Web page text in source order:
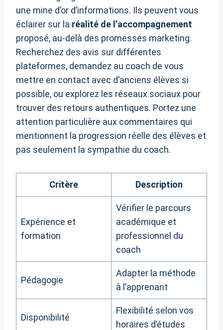
une mine d’or d’informations. Ils peuvent vous
éclairer sur la réalité de l’accompagnement
proposé, au-delà des promesses marketing.
Recherchez des avis sur différentes
plateformes, demandez au coach de vous
mettre en contact avec d’anciens élèves si
possible, ou explorez les réseaux sociaux pour
trouver des retours authentiques. Portez une
attention particulière aux commentaires qui
mentionnent la progression réelle des élèves et
pas seulement la sympathie du coach.
Critère Description
Expérience et
formation
Vérifier le parcours
académique et
professionnel du
coach
Pédagogie
Adapter la méthode
à l’apprenant
Disponibilité
Flexibilité selon vos
horaires d’études